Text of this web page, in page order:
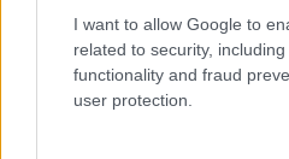
I want to allow Google to
related to security,
functionality and fraud
user protection.
amíg az megáll és egy pillanatra
Zappa Csehországban szinte